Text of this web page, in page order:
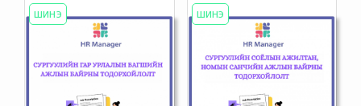
ТОДОРХОЙЛОЛТ
ШИНЭ ШИНЭ